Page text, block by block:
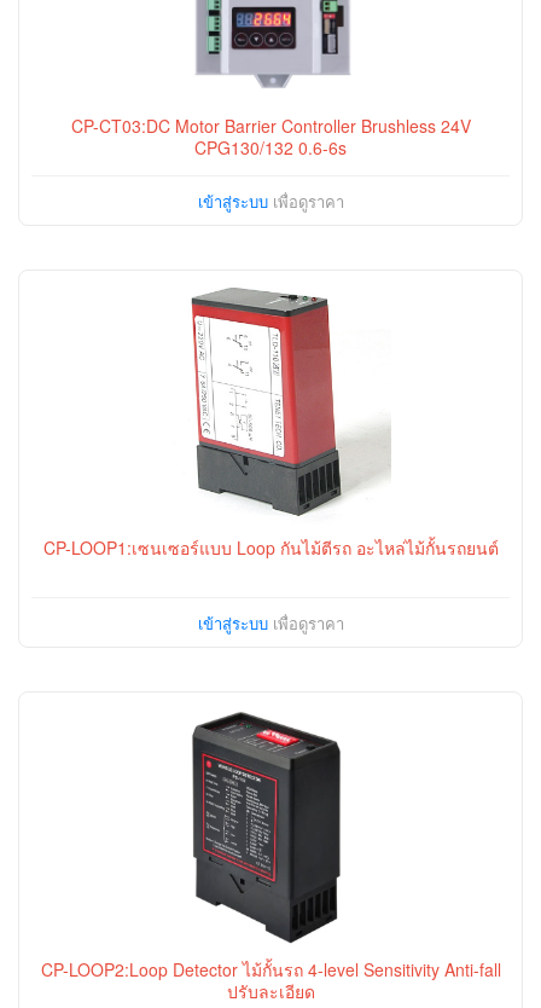
CP-CT03:DC Motor Barrier Controller Brushless 24V
CPG130/132 0.6-6s
เข้าสู่ระบบเพื่อดูราคา
CP-LOOP1:เซนเซอร์แบบ Loop กันไม้ตีรถ อะไหล่ไม้กั้นรถยนต์
เข้าสู่ระบบเพื่อดูราคา
CP-LOOP2:Loop Detector ไม้กั้นรถ 4-level Sensitivity Anti-fall
ปรับละเอียด